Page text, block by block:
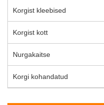
Korgist kleebised
Korgist kott
Nurgakaitse
Korgi kohandatud